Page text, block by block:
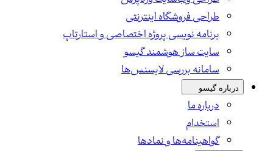
طراحی فروشگاه اینترنتی
برنامه نویسی پروژه اختصاصی و استارتاپ
سایت ساز هوشمند گیسو
سامانه بررسی لایسنس‌ها
درباره گیسو
درباره ما
استخدام
گواهینامه‌ها و نمادها